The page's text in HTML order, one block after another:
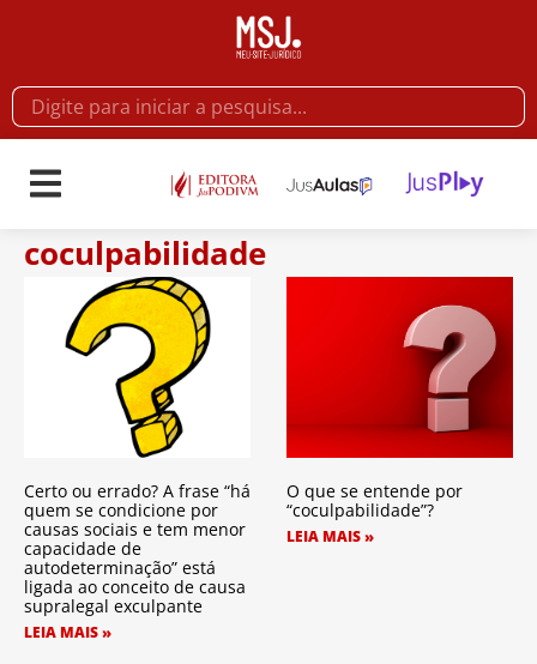
coculpabilidade
Certo ou errado? A frase “há
quem se condicione por
causas sociais e tem menor
capacidade de
autodeterminação” está
ligada ao conceito de causa
supralegal exculpante
LEIA MAIS »
O que se entende por
“coculpabilidade”?
LEIA MAIS »